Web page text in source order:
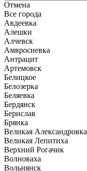
Отмена
Все города
Авдеевка
Алешки
Алчевск
Амвросиевка
Антрацит
Артемовск
Белицкое
Белозерка
Беляевка
Бердянск
Берислав
Брянка
Великая Александровка
Великая Лепитиха
Верхний Рогачик
Волноваха
Вольнянск